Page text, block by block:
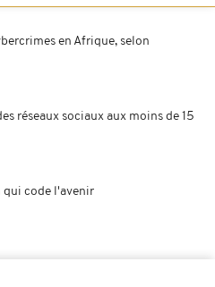
en Afrique, selon
réseaux sociaux aux moins de 15
qui code l'avenir